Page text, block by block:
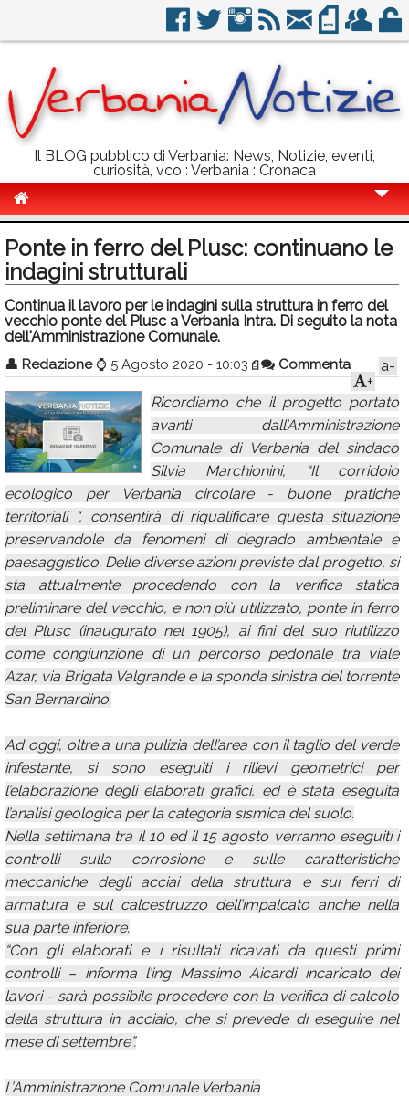
Il BLOG pubblico di Verbania: News, Notizie, eventi,
curiosità, vco : Verbania : Cronaca
Politica
Sport
Eventi
Info Utili
Rubriche
Calendario
Annunci
Ponte in ferro del Plusc: continuano le
indagini strutturali
Continua il lavoro per le indagini sulla struttura in ferro del
vecchio ponte del Plusc a Verbania Intra. Di seguito la nota
dell'Amministrazione Comunale.
👤 Redazione ⌚ 5 Agosto 2020 - 10:03 Commenta
a-
+
Ricordiamo che il progetto portato
avanti dall’Amministrazione
Comunale di Verbania del sindaco
Silvia Marchionini, “Il corridoio
ecologico per Verbania circolare - buone pratiche
territoriali ", consentirà di riqualificare questa situazione
preservandole da fenomeni di degrado ambientale e
paesaggistico. Delle diverse azioni previste dal progetto, si
sta attualmente procedendo con la verifica statica
preliminare del vecchio, e non più utilizzato, ponte in ferro
del Plusc (inaugurato nel 1905), ai fini del suo riutilizzo
come congiunzione di un percorso pedonale tra viale
Azar, via Brigata Valgrande e la sponda sinistra del torrente
San Bernardino.
Ad oggi, oltre a una pulizia dell’area con il taglio del verde
infestante, si sono eseguiti i rilievi geometrici per
l’elaborazione degli elaborati grafici, ed è stata eseguita
l’analisi geologica per la categoria sismica del suolo.
Nella settimana tra il 10 ed il 15 agosto verranno eseguiti i
controlli sulla corrosione e sulle caratteristiche
meccaniche degli acciai della struttura e sui ferri di
armatura e sul calcestruzzo dell’impalcato anche nella
sua parte inferiore.
“Con gli elaborati e i risultati ricavati da questi primi
controlli – informa l’ing Massimo Aicardi incaricato dei
lavori - sarà possibile procedere con la verifica di calcolo
della struttura in acciaio, che si prevede di eseguire nel
mese di settembre”.
L’Amministrazione Comunale Verbania